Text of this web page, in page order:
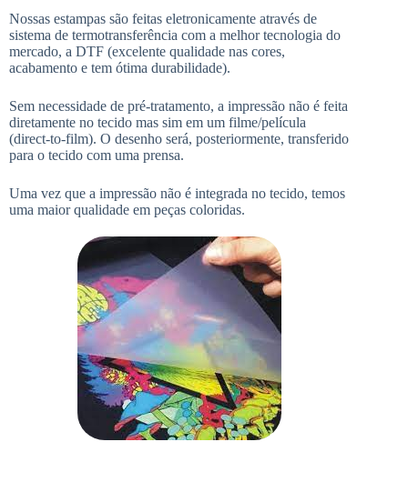
Nossas estampas são feitas eletronicamente através de
sistema de termotransferência com a melhor tecnologia do
mercado, a DTF (excelente qualidade nas cores,
acabamento e tem ótima durabilidade).
Sem necessidade de pré-tratamento, a impressão não é feita
diretamente no tecido mas sim em um filme/película
(direct-to-film). O desenho será, posteriormente, transferido
para o tecido com uma prensa.
Uma vez que a impressão não é integrada no tecido, temos
uma maior qualidade em peças coloridas.